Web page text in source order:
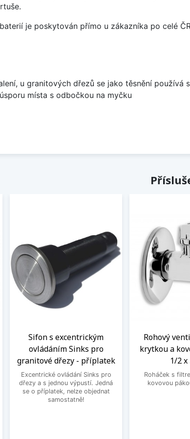
je poskytován přímo u zákazníka po celé
u granitových dřezů se jako těsnění používá
místa s odbočkou na myčku
Sifon s excentrickým
ovládáním Sinks pro
granitové dřezy - příplatek
Excentrické ovládání Sinks pro
dřezy a s jednou výpustí. Jedná
se o příplatek, nelze objednat
samostatně!
Rohový
krytkou a
1/2 x
Roháček s
kovovou